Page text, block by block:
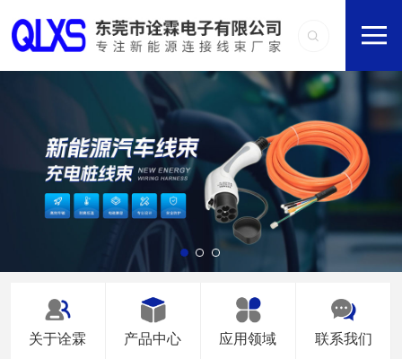
关于诠霖 产品中心 应用领域 联系我们